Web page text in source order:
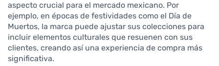
aspecto crucial para el mercado mexicano. Por
ejemplo, en épocas de festividades como el Día de
Muertos, la marca puede ajustar sus colecciones para
incluir elementos culturales que resuenen con sus
clientes, creando así una experiencia de compra más
significativa.